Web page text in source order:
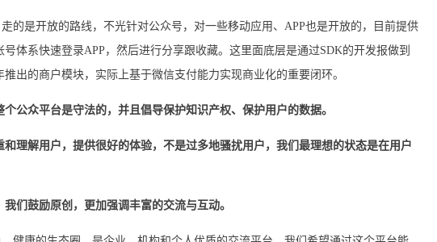
是开放的路线，不光针对公众号，对一些移动应用、APP也是开放的，目前提供
号体系快速登录APP，然后进行分享跟收藏。这里面底层是通过SDK的开发报做到
出的商户模块，实际上基于微信支付能力实现商业化的重要闭环。
公众平台是守法的，并且倡导保护知识产权、保护用户的数据。
理解用户，提供很好的体验，不是过多地骚扰用户，我们最理想的状态是在用户
们鼓励原创，更加强调丰富的交流与互动。